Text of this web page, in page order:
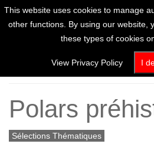
Home
Polars
Sélections Thématiques
This website uses cookies to manage
other functions. By using our website,
these types of cookies
View Privacy Policy I